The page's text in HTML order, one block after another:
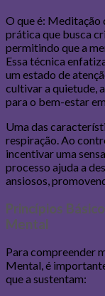
O que é: Meditação
prática que busca
permitindo que a
Essa técnica
um estado de
cultivar a quietude,
para o bem-estar
Uma das
respiração. Ao
incentivar uma
processo ajuda a
ansiosos,
Princípios
Mental
Para compreender
Mental, é
que a sustentam: